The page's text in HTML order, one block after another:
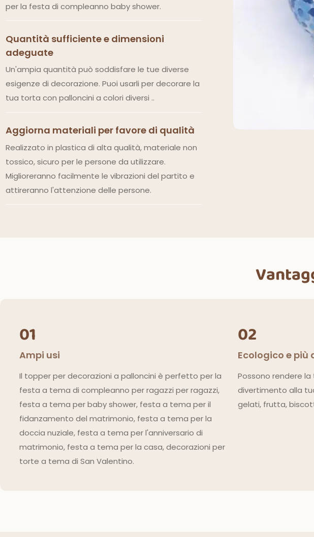
per la festa di compleanno baby shower.
Quantità sufficiente e dimensioni
adeguate
Un'ampia quantità può soddisfare le tue diverse
esigenze di decorazione. Puoi usarli per decorare la
tua torta con palloncini a colori diversi ..
Aggiorna materiali per favore di qualità
Realizzato in plastica di alta qualità, materiale non
tossico, sicuro per le persone da utilizzare.
Miglioreranno facilmente le vibrazioni del partito e
attireranno l'attenzione delle persone.
01
Ampi usi
Il topper per decorazioni a palloncini è perfetto per la
festa a tema di compleanno per ragazzi per ragazzi,
festa a tema per baby shower, festa a tema per il
fidanzamento del matrimonio, festa a tema per la
doccia nuziale, festa a tema per l'anniversario di
matrimonio, festa a tema per la casa, decorazioni per
torte a tema di San Valentino.
02
Ecologico e
Possono rendere
divertimento alla
gelati, frutta,